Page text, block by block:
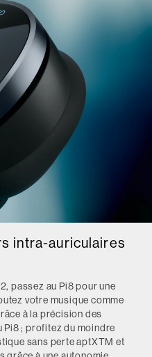
intra-auriculaires
passez au Pi8 pour une
votre musique comme
à la précision des
; profitez du moindre
sans perte aptXTM et